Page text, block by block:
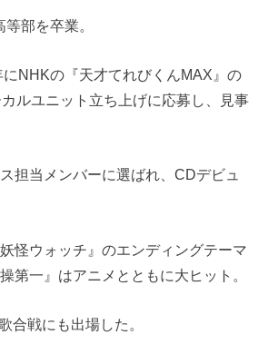
部を卒業。
NHKの『天才てれびくんMAX』の
ルユニット立ち上げに応募し、見事
担当メンバーに選ばれ、CDデビュ
怪ウォッチ』のエンディングテーマ
第一』はアニメとともに大ヒット。
合戦にも出場した。